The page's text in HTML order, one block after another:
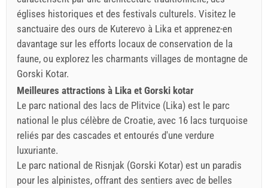
églises historiques et des festivals culturels. Visitez le
sanctuaire des ours de Kuterevo à Lika et apprenez-en
davantage sur les efforts locaux de conservation de la
faune, ou explorez les charmants villages de montagne de
Gorski Kotar.
Meilleures attractions à Lika et Gorski kotar
Le parc national des lacs de Plitvice (Lika) est le parc
national le plus célèbre de Croatie, avec 16 lacs turquoise
reliés par des cascades et entourés d'une verdure
luxuriante.
Le parc national de Risnjak (Gorski Kotar) est un paradis
pour les alpinistes, offrant des sentiers avec de belles